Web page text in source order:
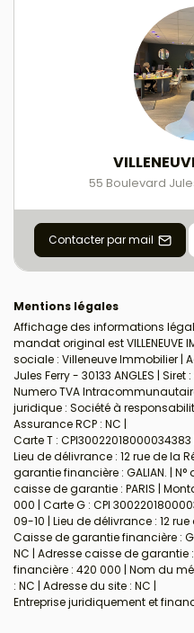
55 Boulevard
Contacter par mail
Mentions légales
Affichage des informations
mandat original est VILLENEUVE
sociale : Villeneuve Immobilier |
Jules Ferry - 30133 ANGLES | Siret
Numero TVA
juridique : Société à
Assurance RCP : NC |
Carte T :
Lieu de délivrance : 12 rue de la
garantie financière : GALIAN. |
caisse de garantie : PARIS |
000 | Carte G : CPI
09-10 | Lieu de délivrance : 12
Caisse de garantie financière :
NC | Adresse caisse de garantie
financière : 420 000 | Nom du
: NC | Adresse du site : NC |
Entreprise juridiquement et